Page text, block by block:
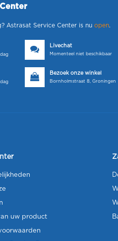
Astrasat Service Center is nu open.
Livechat
Momenteel niet beschikbaar
Bezoek onze winkel
Bornholmstraat 8, Groningen
uw product